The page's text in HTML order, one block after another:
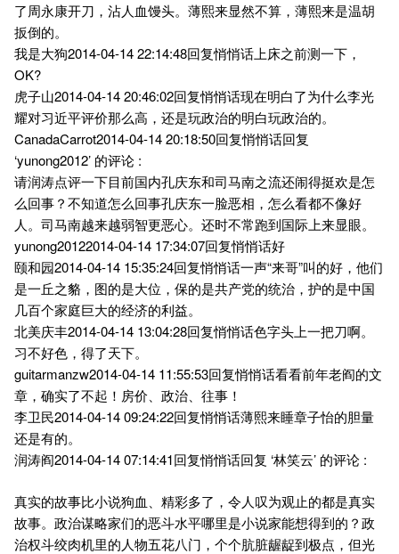
了周永康开刀，沾人血馒头。薄熙来显然不算，薄熙来是温胡
扳倒的。
我是大狗2014-04-14 22:14:48回复悄悄话上床之前测一下，
OK?
虎子山2014-04-14 20:46:02回复悄悄话现在明白了为什么李光
耀对习近平评价那么高，还是玩政治的明白玩政治的。
CanadaCarrot2014-04-14 20:18:50回复悄悄话回复
‘yunong2012’ 的评论 :
请润涛点评一下目前国内孔庆东和司马南之流还闹得挺欢是怎
么回事？不知道怎么回事孔庆东一脸恶相，怎么看都不像好
人。司马南越来越弱智更恶心。还时不常跑到国际上来显眼。
yunong20122014-04-14 17:34:07回复悄悄话好
颐和园2014-04-14 15:35:24回复悄悄话一声“来哥”叫的好，他们
是一丘之貉，图的是大位，保的是共产党的统治，护的是中国
几百个家庭巨大的经济的利益。
北美庆丰2014-04-14 13:04:28回复悄悄话色字头上一把刀啊。
习不好色，得了天下。
guitarmanzw2014-04-14 11:55:53回复悄悄话看看前年老阎的文
章，确实了不起！房价、政治、往事！
李卫民2014-04-14 09:24:22回复悄悄话薄熙来睡章子怡的胆量
还是有的。
润涛阎2014-04-14 07:14:41回复悄悄话回复 ‘林笑云’ 的评论 :
真实的故事比小说狗血、精彩多了，令人叹为观止的都是真实
故事。政治谋略家们的恶斗水平哪里是小说家能想得到的？政
治权斗绞肉机里的人物五花八门，个个肮脏龌龊到极点，但光